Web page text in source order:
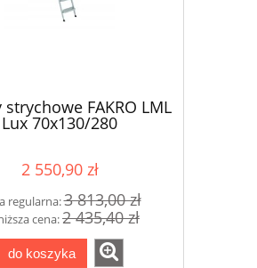
strychowe FAKRO LML
Lux 70x130/280
2 550,90 zł
regularna:3 813,00 zł
cena:2 435,40 zł
do koszyka